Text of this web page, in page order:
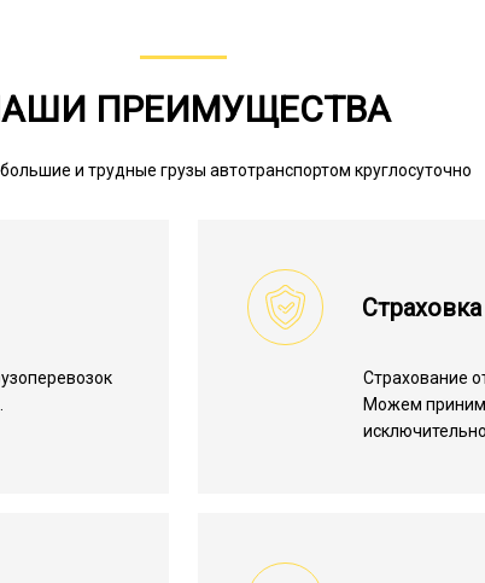
ПРЕИМУЩЕСТВА
и трудные грузы автотранспортом круглосуточно
Страховка
Страхование
Можем